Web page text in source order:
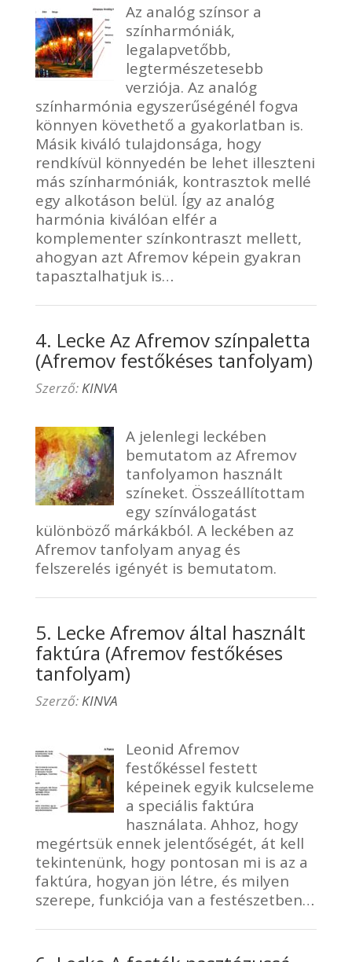
Az analóg színsor a
színharmóniák,
legalapvetőbb,
legtermészetesebb
verziója. Az analóg
színharmónia egyszerűségénél fogva
könnyen követhető a gyakorlatban is.
Másik kiváló tulajdonsága, hogy
rendkívül könnyedén be lehet illeszteni
más színharmóniák, kontrasztok mellé
egy alkotáson belül. Így az analóg
harmónia kiválóan elfér a
komplementer színkontraszt mellett,
ahogyan azt Afremov képein gyakran
tapasztalhatjuk is…
4. Lecke Az Afremov színpaletta
(Afremov festőkéses tanfolyam)
Szerző:KINVA
A jelenlegi leckében
bemutatom az Afremov
tanfolyamon használt
színeket. Összeállítottam
egy színválogatást
különböző márkákból. A leckében az
Afremov tanfolyam anyag és
felszerelés igényét is bemutatom.
5. Lecke Afremov által használt
faktúra (Afremov festőkéses
tanfolyam)
Szerző: KINVA
Leonid Afremov
festőkéssel festett
képeinek egyik kulcseleme
a speciális faktúra
használata. Ahhoz, hogy
megértsük ennek jelentőségét, át kell
tekintenünk, hogy pontosan mi is az a
faktúra, hogyan jön létre, és milyen
szerepe, funkciója van a festészetben…